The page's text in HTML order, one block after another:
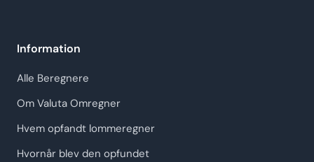
Information
Alle Beregnere
Om Valuta Omregner
Hvem opfandt lommeregner
Hvornår blev den opfundet